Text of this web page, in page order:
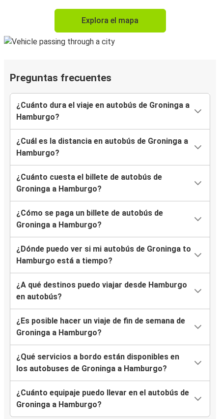
Explora el mapa
Preguntas frecuentes
¿Cuánto dura el viaje en autobús de Groninga a
Hamburgo?
¿Cuál es la distancia en autobús de Groninga a
Hamburgo?
¿Cuánto cuesta el billete de autobús de
Groninga a Hamburgo?
¿Cómo se paga un billete de autobús de
Groninga a Hamburgo?
¿Dónde puedo ver si mi autobús de Groninga to
Hamburgo está a tiempo?
¿A qué destinos puedo viajar desde Hamburgo
en autobús?
¿Es posible hacer un viaje de fin de semana de
Groninga a Hamburgo?
¿Qué servicios a bordo están disponibles en
los autobuses de Groninga a Hamburgo?
¿Cuánto equipaje puedo llevar en el autobús de
Groninga a Hamburgo?